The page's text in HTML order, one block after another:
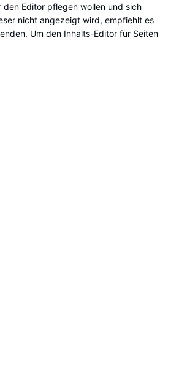
Editor pflegen wollen und sich
nicht angezeigt wird, empfiehlt es
Um den Inhalts-Editor für Seiten